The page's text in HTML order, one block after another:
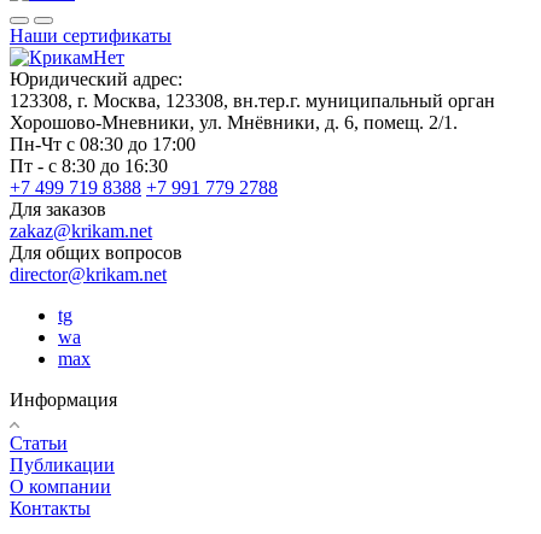
Наши сертификаты
Юридический адрес:
123308, г. Москва, 123308, вн.тер.г. муниципальный орган
Хорошово-Мневники, ул. Мнёвники, д. 6, помещ. 2/1.
Пн-Чт с 08:30 до 17:00
Пт - с 8:30 до 16:30
+7 499 719 8388 +7 991 779 2788
Для заказов
zakaz@krikam.net
Для общих вопросов
director@krikam.net
tg
wa
max
Информация
Статьи
Публикации
О компании
Контакты